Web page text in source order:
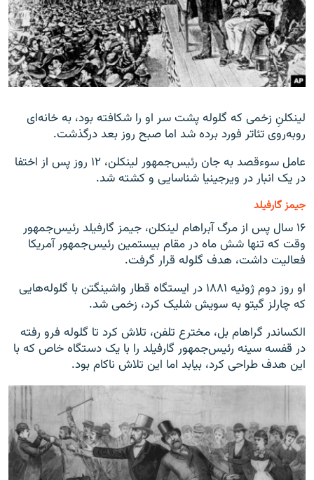
لینکلنِ زخمی که گلوله پشت سر او را شکافته بود، به خانه‌ای
روبه‌روی تئاتر فورد برده شد اما صبح روز بعد درگذشت.
عامل سوءقصد به جان رئیس‌جمهور لینکلن، ۱۲ روز پس از اختفا
در یک انبار در ویرجینیا شناسایی و کشته شد.
جیمز گارفیلد
۱۶ سال پس از مرگ آبراهام لینکلن، جیمز گارفیلد رئیس‌جمهور
وقت که تنها شش ماه در مقام بیستمین رئیس‌جمهور آمریکا
فعالیت داشت، هدف گلوله قرار گرفت.
او روز دوم ژوئیه ۱۸۸۱ در ایستگاه قطار واشینگتن با گلوله‌هایی
که چارلز گیتو به سویش شلیک کرد، زخمی شد.
الکساندر گراهام بل، مخترع تلفن، تلاش کرد تا گلوله فرو رفته
در قفسه سینه رئیس‌جمهور گارفیلد را با یک دستگاه خاص که با
این هدف طراحی کرد، بیابد اما این تلاش ناکام بود.